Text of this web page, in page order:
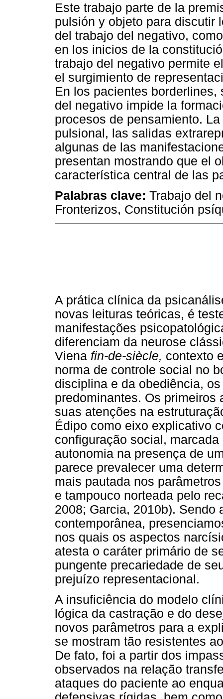
Este trabajo parte de la
pulsión y objeto para discutir
del trabajo del negativo,
en los inicios de la
trabajo del negativo permite
el surgimiento de
En los pacientes
del negativo impide la
procesos de pensamiento.
pulsional, las salidas
algunas de las
presentan mostrando que el
característica central de las
Palabras clave: Trabajo del
Fronterizos, Constitución
A prática clínica da
novas leituras teóricas, é
manifestações
diferenciam da neurose
Viena fin-de-siècle, contexto
norma de controle social no
disciplina e da obediência,
predominantes. Os primeiros
suas atenções na
Édipo como eixo explicativo
configuração social,
autonomia na presença de
parece prevalecer uma
mais pautada nos
e tampouco norteada pelo
2008; Garcia, 2010b). Sendo
contemporânea,
nos quais os aspectos
atesta o caráter primário de
pungente precariedade de
prejuízo representacional.
A insuficiência do modelo
lógica da castração e do
novos parâmetros para a
se mostram tão resistentes
De fato, foi a partir dos
observados na relação
ataques do paciente ao